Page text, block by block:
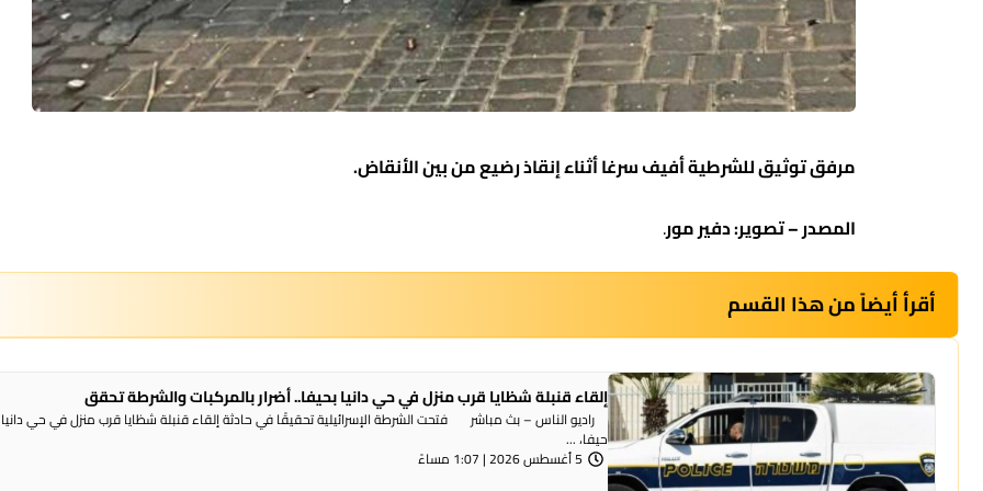
مرفق توثيق للشرطية أفيف سرغا أثناء إنقاذ رضيع من بين الأنقاض.
المصدر – تصوير: دفير مور.
أقرأ أيضاً من هذا القسم
إلقاء قنبلة شظايا قرب منزل في حي دانيا بحيفا.. أضرار بالمركبات والشرطة تحقق
راديو الناس – بث مباشر فتحت الشرطة الإسرائيلية تحقيقًا في حادثة إلقاء قنبلة شظايا قرب منزل في حي دانيا
حيفا، ...
5 أغسطس 2026 | 1:07 مساءً